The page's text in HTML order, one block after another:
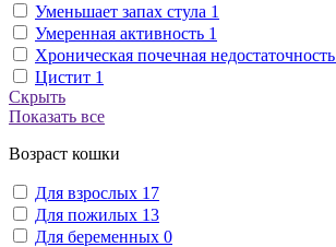
Уменьшает запах стула 1
Умеренная активность 1
Хроническая почечная недостаточность
Цистит 1
Скрыть
Показать все
Возраст кошки
Для взрослых 17
Для пожилых 13
Для беременных 0